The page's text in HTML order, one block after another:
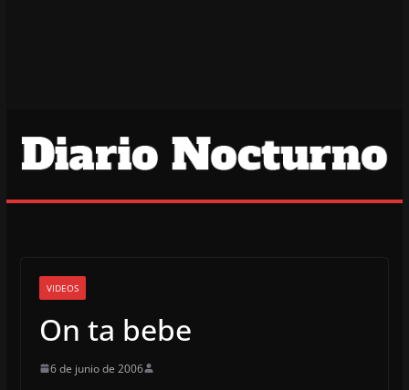
VIDEOS
On ta bebe
6 de junio de 2006